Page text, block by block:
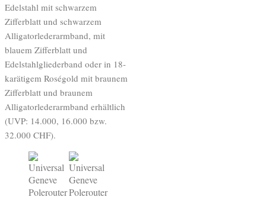
Edelstahl mit schwarzem
Zifferblatt und schwarzem
Alligatorlederarmband, mit
blauem Zifferblatt und
Edelstahlgliederband oder in 18-
karätigem Roségold mit braunem
Zifferblatt und braunem
Alligatorlederarmband erhältlich
(UVP: 14.000, 16.000 bzw.
32.000 CHF).